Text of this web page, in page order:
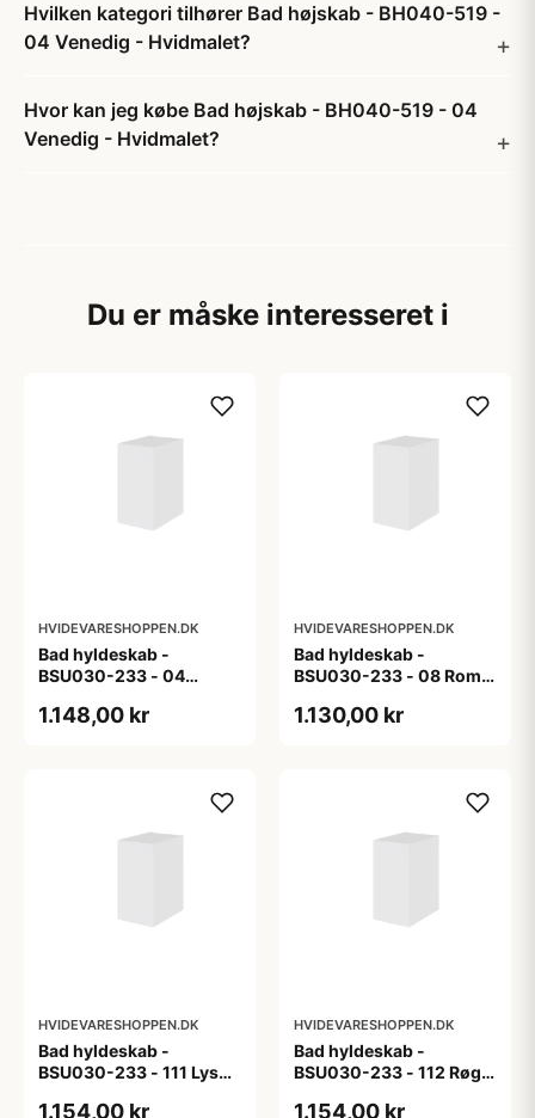
Hvilken kategori tilhører Bad højskab - BH040-519 -
04 Venedig - Hvidmalet?
Hvor kan jeg købe Bad højskab - BH040-519 - 04
Venedig - Hvidmalet?
Du er måske interesseret i
HVIDEVARESHOPPEN.DK
Bad hyldeskab -
BSU030-233 - 04
1.148,00 kr
HVIDEVARESHOPPEN.DK
Bad hyldeskab -
BSU030-233 - 08 Roma
1.130,00 kr
HVIDEVARESHOPPEN.DK
Bad hyldeskab -
BSU030-233 - 111 Lys
1.154,00 kr
HVIDEVARESHOPPEN.DK
Bad hyldeskab -
BSU030-233 - 112 Røget
1.154,00 kr